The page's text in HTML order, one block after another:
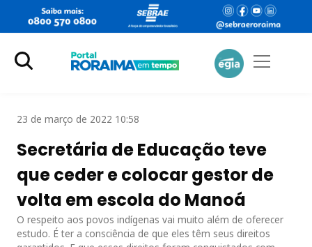
23 de março de 2022 10:58
Secretária de Educação teve
que ceder e colocar gestor de
volta em escola do Manoá
O respeito aos povos indígenas vai muito além de oferecer
estudo. É ter a consciência de que eles têm seus direitos